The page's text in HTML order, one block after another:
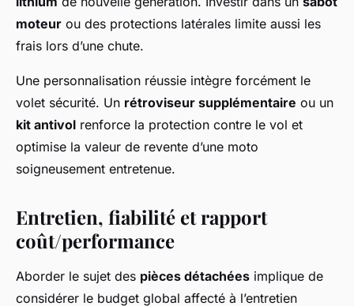
moteur ou des protections latérales limite aussi les
frais lors d’une chute.
Une personnalisation réussie intègre forcément le
volet sécurité. Un rétroviseur supplémentaire ou un
kit antivol renforce la protection contre le vol et
optimise la valeur de revente d’une moto
soigneusement entretenue.
Entretien, fiabilité et rapport
coût/performance
Aborder le sujet des pièces détachées implique de
considérer le budget global affecté à l’entretien